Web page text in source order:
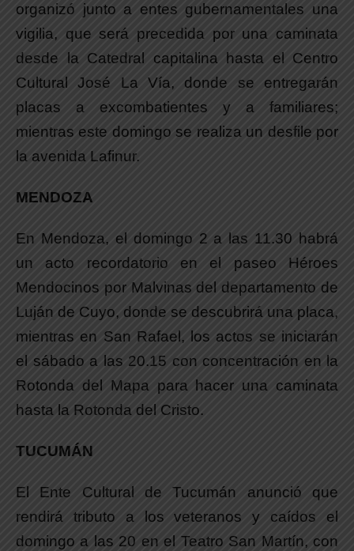
organizó junto a entes gubernamentales una
vigilia, que será precedida por una caminata
desde la Catedral capitalina hasta el Centro
Cultural José La Vía, donde se entregarán
placas a excombatientes y a familiares;
mientras este domingo se realiza un desfile por
la avenida Lafinur.
MENDOZA
En Mendoza, el domingo 2 a las 11.30 habrá
un acto recordatorio en el paseo Héroes
Mendocinos por Malvinas del departamento de
Luján de Cuyo, donde se descubrirá una placa,
mientras en San Rafael, los actos se iniciarán
el sábado a las 20.15 con concentración en la
Rotonda del Mapa para hacer una caminata
hasta la Rotonda del Cristo.
TUCUMÁN
El Ente Cultural de Tucumán anunció que
rendirá tributo a los veteranos y caídos el
domingo a las 20 en el Teatro San Martín, con